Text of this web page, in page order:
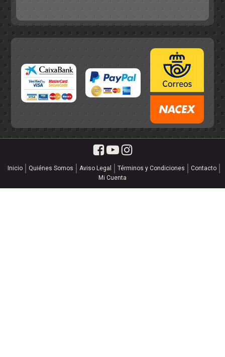
Inicio Quiénes Somos Aviso Legal Términos y Condiciones
Contacto
Mi Cuenta